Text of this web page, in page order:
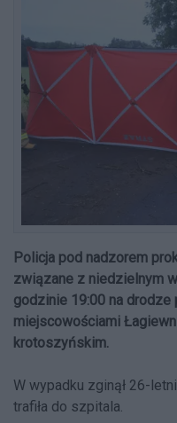
Policja pod nadzorem
związane z niedzielnym
godzinie 19:00 na
miejscowościami
krotoszyńskim.
W wypadku zginął 26-
trafiła do szpitala.